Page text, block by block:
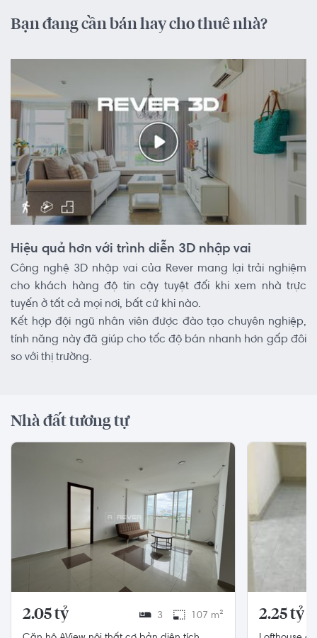
Bạn đang cần bán hay cho thuê nhà?
Hiệu quả hơn với trình diễn 3D nhập vai
Công nghệ 3D nhập vai của Rever mang lại trải nghiệm
cho khách hàng độ tin cậy tuyệt đối khi xem nhà trực
tuyến ở tất cả mọi nơi, bất cứ khi nào.
Kết hợp đội ngũ nhân viên được đào tạo chuyên nghiệp,
tính năng này đã giúp cho tốc độ bán nhanh hơn gấp đôi
so với thị trường.
Nhà đất tương tự
2.05 tỷ 3 107 m² 2.25 tỷ